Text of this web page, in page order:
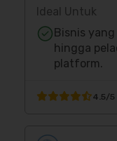
Ideal Untuk
Bisnis
hingga
platform.
4.5/5